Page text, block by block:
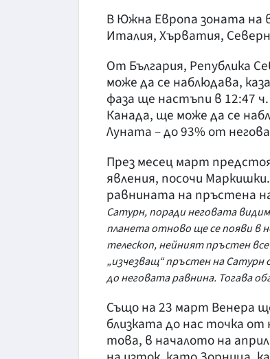
В Южна Европа зоната
Италия, Хърватия,
От България, Република
може да се наблюдава,
фаза ще настъпи в 12:47
Канада, ще може да се
Луната – до 93% от
През месец март
явления, посочи
равнината на пръстена
Сатурн, поради неговата
планета отново ще се появи в
телескоп, нейният пръстен
„изчезващ“ пръстен на
до неговата равнина. Тогава
Също на 23 март Венера
близката до нас точка
това, в началото на